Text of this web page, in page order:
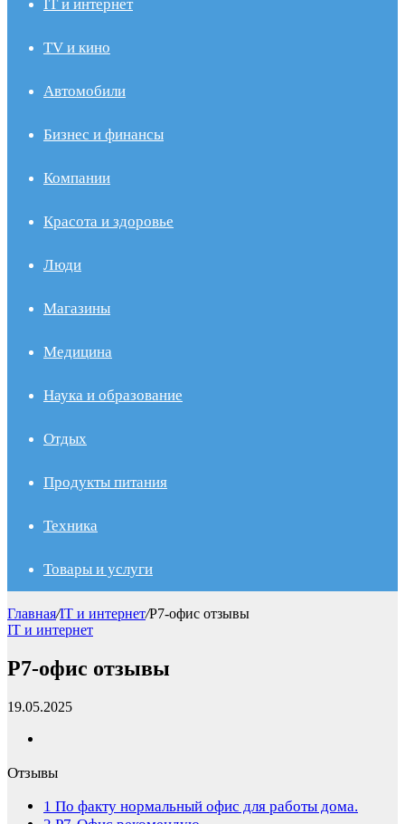
IT и интернет
TV и кино
Автомобили
Бизнес и финансы
Компании
Красота и здоровье
Люди
Магазины
Медицина
Наука и образование
Отдых
Продукты питания
Техника
Товары и услуги
Главная/IT и интернет/Р7-офис отзывы
IT и интернет
Р7-офис отзывы
19.05.2025
Отзывы
1 По факту нормальный офис для работы дома.